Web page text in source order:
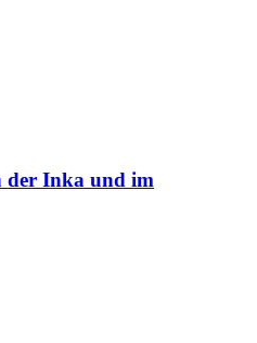
der Inka und im